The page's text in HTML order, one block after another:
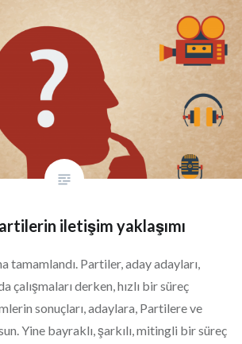
iletişim yaklaşımı
tamamlandı. Partiler, aday adayları,
çalışmaları derken, hızlı bir süreç
sonuçları, adaylara, Partilere ve
Yine bayraklı, şarkılı, mitingli bir süreç